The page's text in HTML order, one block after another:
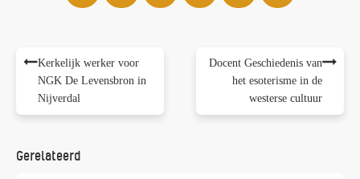
Kerkelijk werker voor
NGK De Levensbron in
Nijverdal
Docent Geschiedenis van
het esoterisme in de
westerse cultuur
Gerelateerd